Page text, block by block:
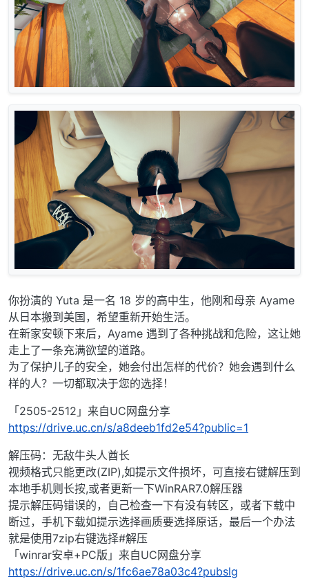
你扮演的 Yuta 是一名 18 岁的高中生，他刚和母亲 Ayame
从日本搬到美国，希望重新开始生活。
在新家安顿下来后，Ayame 遇到了各种挑战和危险，这让她
走上了一条充满欲望的道路。
为了保护儿子的安全，她会付出怎样的代价？她会遇到什么
样的人？一切都取决于您的选择！
「2505-2512」来自UC网盘分享
https://drive.uc.cn/s/a8deeb1fd2e54?public=1
解压码：无敌牛头人酋长
视频格式只能更改(ZIP),如提示文件损坏，可直接右键解压到
本地手机则长按,或者更新一下WinRAR7.0解压器
提示解压码错误的，自己检查一下有没有转区，或者下载中
断过，手机下载如提示选择画质要选择原话，最后一个办法
就是使用7zip右键选择#解压
「winrar安卓+PC版」来自UC网盘分享
https://drive.uc.cn/s/1fc6ae78a03c4?pubslg